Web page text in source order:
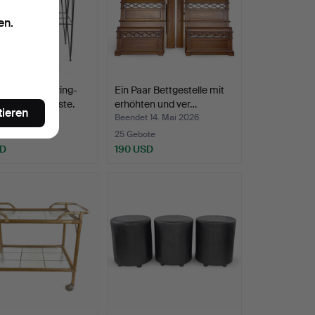
String-
mit Zuckerkiste.
20. Mai 2026
Ein Paar Bettgestelle mit
erhöhten und ver…
Beendet 14. Mai 2026
25 Gebote
190 USD